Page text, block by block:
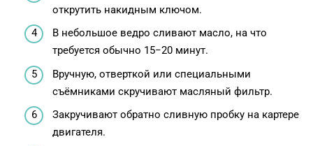
открутить накидным ключом.
В небольшое ведро сливают масло, на что
требуется обычно 15−20 минут.
Вручную, отверткой или специальными
съёмниками скручивают масляный фильтр.
Закручивают обратно сливную пробку на картере
двигателя.